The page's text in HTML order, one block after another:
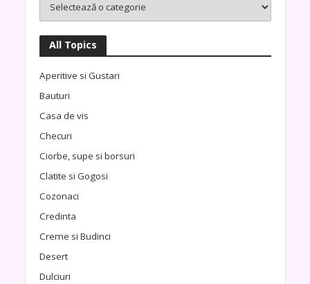
All Topics
Aperitive si Gustari
Bauturi
Casa de vis
Checuri
Ciorbe, supe si borsuri
Clatite si Gogosi
Cozonaci
Credinta
Creme si Budinci
Desert
Dulciuri